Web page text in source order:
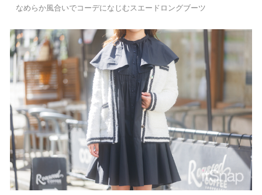
なめらか風合いでコーデになじむスエードロングブーツ